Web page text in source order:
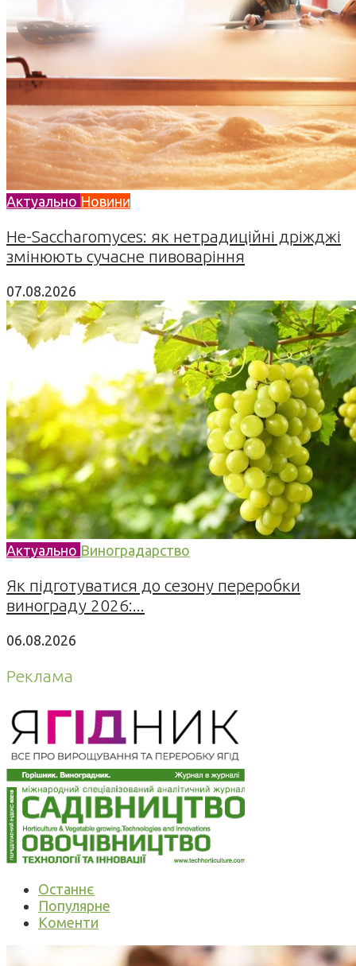
Актуально Новини
Не-Saccharomyces: як нетрадиційні дріжджі
змінюють сучасне пивоваріння
07.08.2026
Актуально Виноградарство
Як підготуватися до сезону переробки
винограду 2026:...
06.08.2026
Реклама
Останнє
Популярне
Коменти